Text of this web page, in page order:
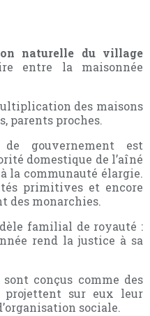
naturelle du village
entre la maisonnée
des maisons
parents proches.
gouvernement est
domestique de l’aîné
la communauté élargie.
primitives et encore
des monarchies.
familial de royauté :
rend la justice à sa
conçus comme des
projettent sur eux leur
sociale.